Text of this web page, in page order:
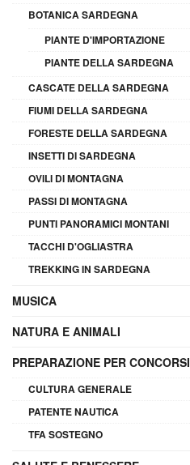
BOTANICA SARDEGNA
PIANTE D'IMPORTAZIONE
PIANTE DELLA SARDEGNA
CASCATE DELLA SARDEGNA
FIUMI DELLA SARDEGNA
FORESTE DELLA SARDEGNA
INSETTI DI SARDEGNA
OVILI DI MONTAGNA
PASSI DI MONTAGNA
PUNTI PANORAMICI MONTANI
TACCHI D'OGLIASTRA
TREKKING IN SARDEGNA
MUSICA
NATURA E ANIMALI
PREPARAZIONE PER CONCORSI
CULTURA GENERALE
PATENTE NAUTICA
TFA SOSTEGNO